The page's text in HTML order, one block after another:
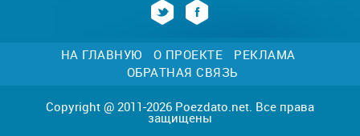
НА ГЛАВНУЮ О ПРОЕКТЕ
РЕКЛАМА
ОБРАТНАЯ СВЯЗЬ
Copyright @ 2011-2026 Poezdato.net. Все права
защищены